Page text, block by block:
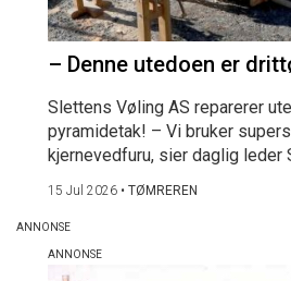
– Denne utedoen er
Slettens Vøling AS reparerer
pyramidetak! – Vi bruker
kjernevedfuru, sier daglig leder
15 Jul 2026 • TØMREREN